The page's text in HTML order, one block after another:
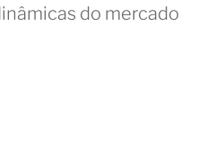
do mercado